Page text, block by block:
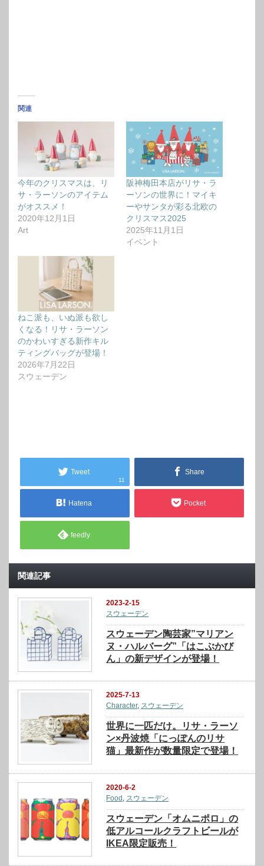
関連
今年のクリスマスは、リ
サ・ラーソンのアイテム
がオススメ！
2020年12月1日
Art
阪神梅田本店がリサ・ラ
ーソンの世界に！マイキ
ーやサンタが彩る北欧の
クリスマス2025
2025年11月1日
イベント
ねこ派も、いぬ派も欲し
くなる！リサ・ラーソン
のかわいすぎる新作キル
ティングバッグが登場！
2026年7月22日
スウェーデン
Tweet
11
Share
Hatena Pocket
feedly
関連記事
2023-2-15
スウェーデン
スウェーデン陶芸家”マリアン
ヌ・ハルバーグ”「はこぶかび
ん」の新デザインが登場！
2025-7-13
Character, スウェーデン
世界に一匹だけ。リサ・ラーソ
ン×丹波焼「にっぽんのリサ
猫」最新作が数量限定で登場！
2020-6-2
Food, スウェーデン
スウェーデン「オムニポロ」の
低アルコールクラフトビールが
IKEA限定販売！